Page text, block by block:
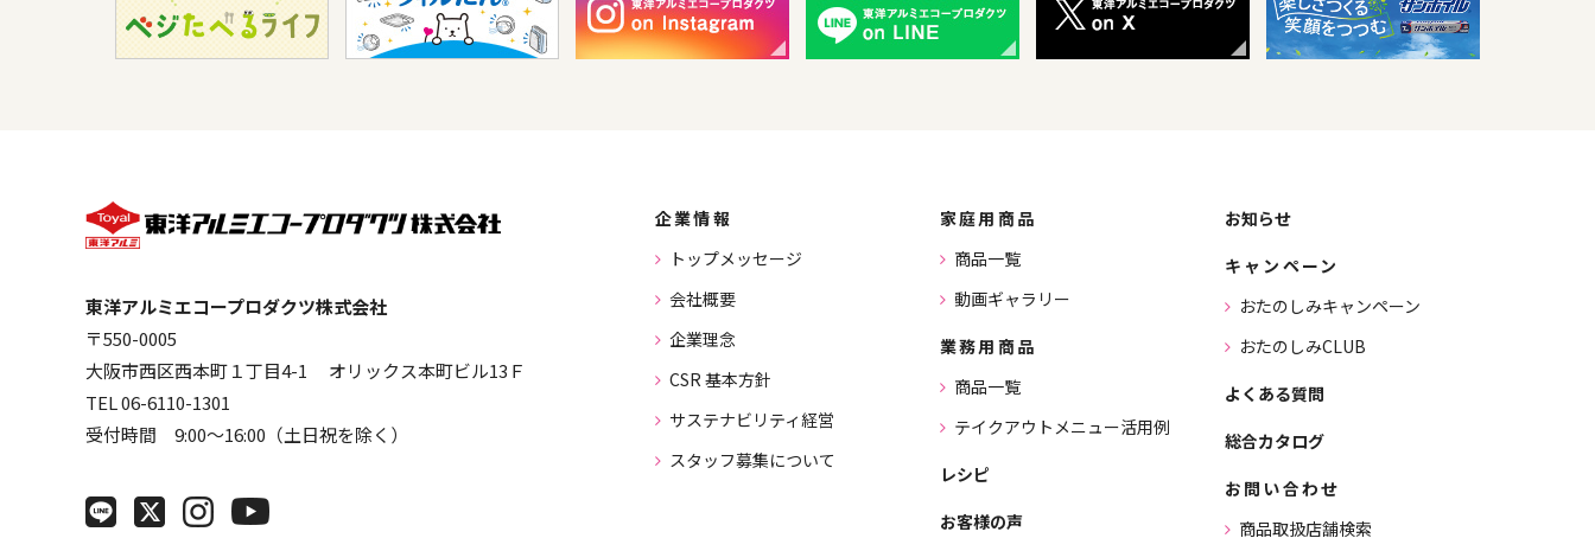
東洋アルミエコープロダクツ株式会社
〒550-0005
大阪市西区西本町１丁目4-1 オリックス本町ビル13Ｆ
TEL 06-6110-1301
受付時間 9:00～16:00（土日祝を除く）
企業情報
トップメッセージ
会社概要
企業理念
CSR 基本方針
サステナビリティ経営
スタッフ募集について
家庭用商品
商品一覧
動画ギャラリー
業務用商品
商品一覧
テイクアウトメニュー活用例
レシピ
お客様の声
お知らせ
キャンペーン
おたのしみキャンペーン
おたのしみCLUB
よくある質問
総合カタログ
お問い合わせ
商品取扱店舗検索